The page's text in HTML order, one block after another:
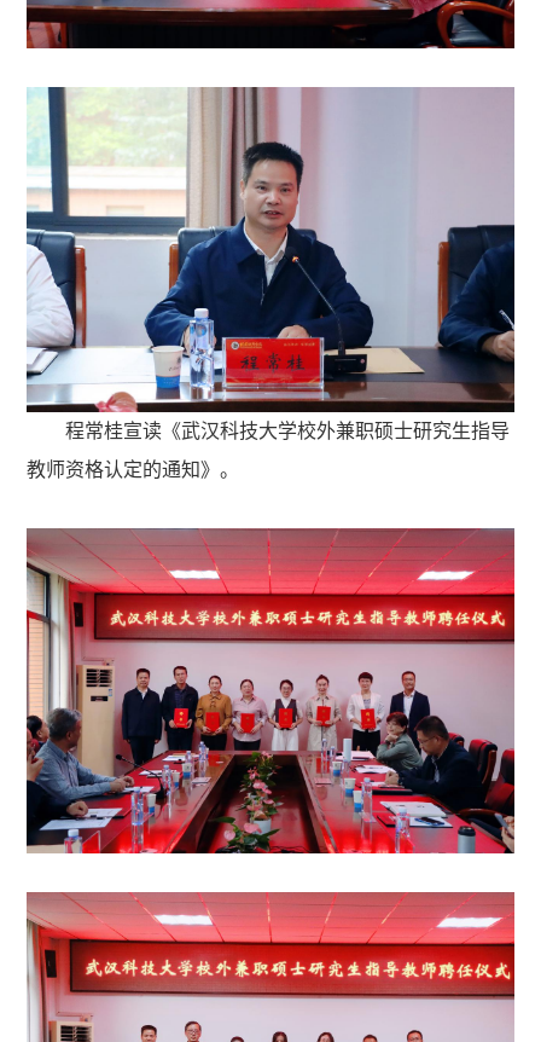
程常桂宣读《武汉科技大学校外兼职硕士研究生指导
教师资格认定的通知》。